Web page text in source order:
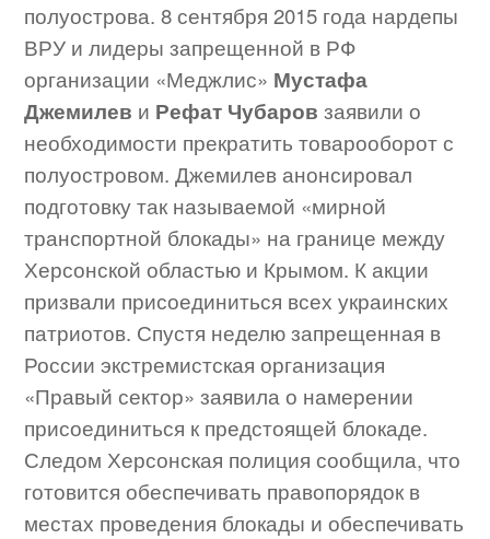
полуострова. 8 сентября 2015 года нардепы
ВРУ и лидеры запрещенной в РФ
организации «Меджлис» Мустафа
Джемилев и Рефат Чубаров заявили о
необходимости прекратить товарооборот с
полуостровом. Джемилев анонсировал
подготовку так называемой «мирной
транспортной блокады» на границе между
Херсонской областью и Крымом. К акции
призвали присоединиться всех украинских
патриотов. Спустя неделю запрещенная в
России экстремистская организация
«Правый сектор» заявила о намерении
присоединиться к предстоящей блокаде.
Следом Херсонская полиция сообщила, что
готовится обеспечивать правопорядок в
местах проведения блокады и обеспечивать